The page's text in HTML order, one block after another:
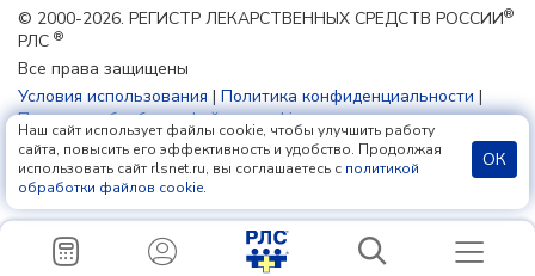
© 2000-2026. РЕГИСТР ЛЕКАРСТВЕННЫХ СРЕДСТВ РОССИИ®
РЛС ®
Все права защищены
Условия использования | Политика конфиденциальности |
Политика обработки файлов cookie
18+
Наш сайт использует файлы cookie, чтобы улучшить работу
сайта, повысить его эффективность и удобство. Продолжая
использовать сайт rlsnet.ru, вы соглашаетесь с политикой
обработки файлов cookie.
ОК